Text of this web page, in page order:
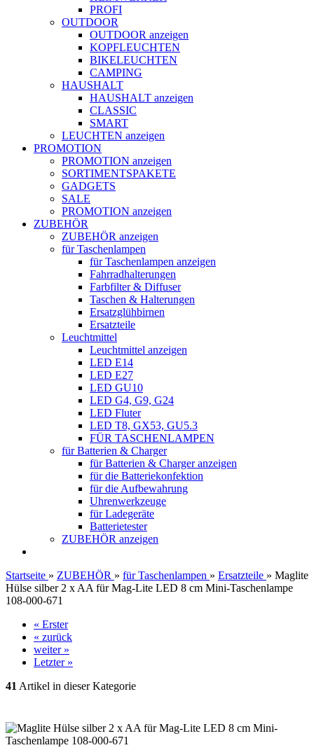
PROFI
OUTDOOR
OUTDOOR anzeigen
KOPFLEUCHTEN
BIKELEUCHTEN
CAMPING
HAUSHALT
HAUSHALT anzeigen
CLASSIC
SMART
LEUCHTEN anzeigen
PROMOTION
PROMOTION anzeigen
SORTIMENTSPAKETE
GADGETS
SALE
PROMOTION anzeigen
ZUBEHÖR
ZUBEHÖR anzeigen
für Taschenlampen
für Taschenlampen anzeigen
Fahrradhalterungen
Farbfilter & Diffuser
Taschen & Halterungen
Ersatzglühbirnen
Ersatzteile
Leuchtmittel
Leuchtmittel anzeigen
LED E14
LED E27
LED GU10
LED G4, G9, G24
LED Fluter
LED T8, GX53, GU5.3
FÜR TASCHENLAMPEN
für Batterien & Charger
für Batterien & Charger anzeigen
für die Batteriekonfektion
für die Aufbewahrung
Uhrenwerkzeuge
für Ladegeräte
Batterietester
ZUBEHÖR anzeigen
Startseite » ZUBEHÖR » für Taschenlampen » Ersatzteile » Maglite
Hülse silber 2 x AA für Mag-​Lite LED 8 cm Mini-Taschenlampe
108-000-671
« Erster
« zurück
weiter »
Letzter »
41 Artikel in dieser Kategorie